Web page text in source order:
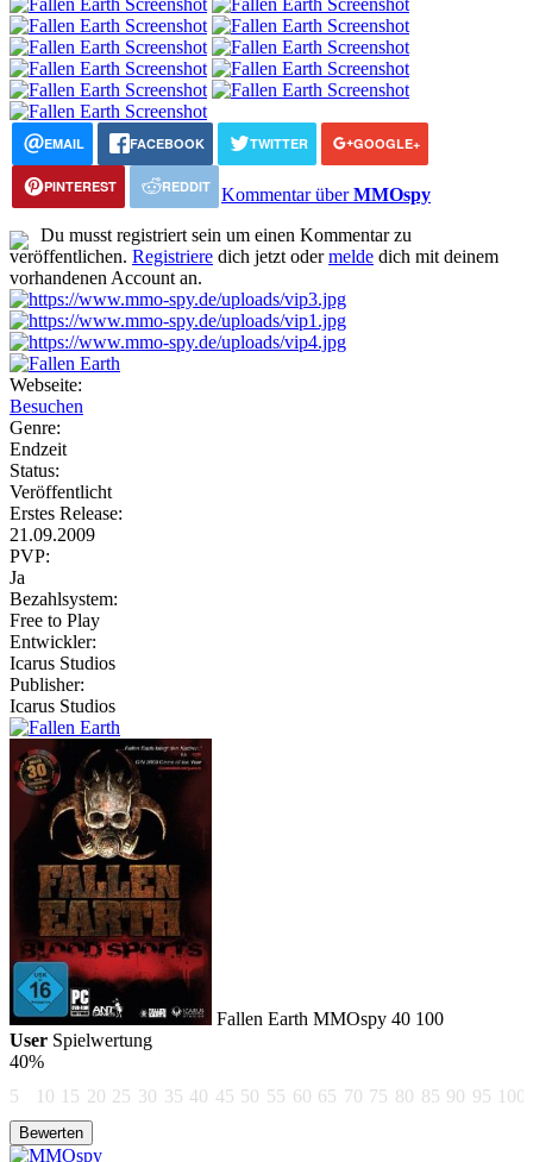
EMAIL FACEBOOK TWITTER GOOGLE+
PINTEREST REDDIT Kommentar überMMOspy
Du musst registriert sein um einen Kommentar zu
veröffentlichen. Registriere dich jetzt odermelde dich mit deinem
vorhandenen Account an.
Webseite:
Besuchen
Genre:
Endzeit
Status:
Veröffentlicht
Erstes Release:
21.09.2009
PVP:
Ja
Bezahlsystem:
Free to Play
Entwickler:
Icarus Studios
Publisher:
Icarus Studios
Fallen Earth MMOspy 40 100
User Spielwertung
40%
5
10 15 20 25 30 35 40 45 50 55 60 65 70 75 80 85 90 95 100